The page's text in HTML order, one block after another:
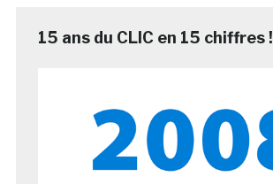
15 ans du CLIC en 15 chiffres !